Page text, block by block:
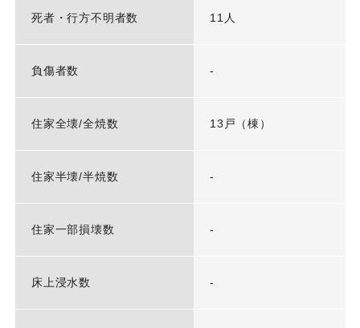
死者・行方不明者数 11人
負傷者数 -
住家全壊/全焼数 13戸（棟）
住家半壊/半焼数 -
住家一部損壊数 -
床上浸水数 -